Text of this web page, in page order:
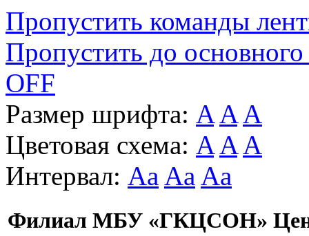
Пропустить команды
Пропустить до основного
OFF
Размер шрифта: A A A
Цветовая схема: A A A
Интервал: Aa Aa Aa
Филиал МБУ «ГКЦСОН»